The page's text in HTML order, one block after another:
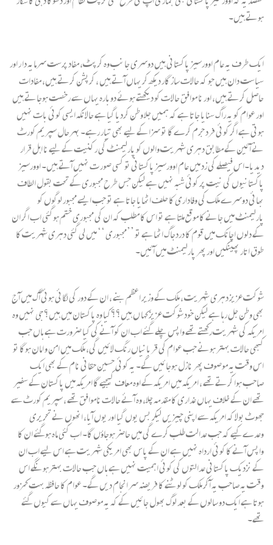
ہوتے ہیں۔
ایک طرف یہ عام اوورسیز پاکستانی ہیں دوسری جانب وہ کرپٹ، مفاد پرست سرمایہ دا ر اور
سیاست دان ہیں جو کہ حالات ساز گار دیکھ کر یہاں آتے ہیں ، کرپشن کرتے ہیں، مفادات
حاصل کرتے ہیں، اور نا موافق حالات کو دیکھتے ہوئے دوبارہ یہاں سے رخصت ہوجاتے ہیں
اور عوام کو یہ راگ سنایا جاتا ہے کہ ہمیں جلا وطن کردیا گیا ہے حالانکہ ایسی کوئی بات نہیں
ہوتی ہے اگر کوئی فرد جرم کرے گا تو سزا کے لیے بھی تیار رہے۔ بہرحال سپریم کورٹ
نے آئین کے مطابق دہری شہریت والوں کو پارلیمنٹ کی رکنیت کے لیے نا اہل قرار
دیدیا۔اس فیصلے کی زد میں عام اوورسیز پاکستانی تو کسی صور ت نہیں آتے ہیں۔ اوورسیز
پاکستانیوں کی نیت پر کوئی شبہ نہیں ہے لیکن جس طرح مجبوری کے تحت بقول الطاف
بھائی دوسرے ملک کی وفاداری کا حلف اٹھایا جاتا ہے تو جب ایسے مجبور لوگوں کو
پارلیمنٹ میں جانے کا موقع ملتا ہے تو اس کا مطلب کہ ان کی مجبوری ختم ہوگئی اب اگر ان
کے دلوں اچانک میں قوم کا دردجاگ اٹھا ہے تو ’’مجبوری ‘‘ میں لی گئی دہری شہریت کا
طوق اتار پھینکیں اور پھر پارلیمنٹ میں آئیں۔
شوکت عزیز دہری شہریت ، ملک کے وزیر اعظم بنے ، ان کے دور کی لگائی ہوئی آگ میں آج
بھی وطن جل رہا ہے لیکن خود شوکت عزیز کہا ں ہیں؟؟کیا وہ پاکستان میں ہیں؟ جی نہیں وہ
امریکہ کی شہریت رکھتے تھے واپس چلے گئے اب ان کو آنے کی کیا ضرورت ہے ہاں جب
کبھی حالات بہتر ہونے جب عوام کی قربانیاں رنگ لائیں گی، ملک میں امن و امان ہوگا تو
اس وقت یہ موصوف پھر نازل ہوجائیں گے۔ یہ کوئی حسین حقانی نام کے بھی ایک
صاحب ہوا کرتے تھے ، امریکہ میں امریکہ کے اوہ معاف کیجیے گا امریکہ میں پاکستان کے سفیر
تھے ان کے خلاف یہاں غداری کا مقدمہ چلا، وہ آئے حالات ناموافق تھے ، سپریم کورٹ سے
جھوٹ بولا کہ امریکہ سے اپنی چیزیں لیکر بس یوں گیا اور یوں آیا، انھوں نے تحریری
وعدے کیے کہ جب عدالت طلب کرے گی میں حاضر ہوجاؤں گا۔ اب کئی ماہ ہوگئے ان کا
واپس آنے کا کوئی ارداہ نہیں ہے ان کے پاس بھی امریکی شہریت ہے اس لیے اب ان
کے نزدیک پاکستانی عدالتوں کی کوئی اہمیت نہیں ہے ہاں جب حالات بہترہونگے اس
وقت یہ صاحب یہ آکر ملک کو لوٹنے کا فریضہ سر انجام دیں گے۔ عوام کا حافظہ بہت کمزور
ہوتا ہے ایک دو سالوں کے بعد لوگ بھول جائیں کے کہ یہ موصوف یہاں سے کیوں گئے
تھے۔